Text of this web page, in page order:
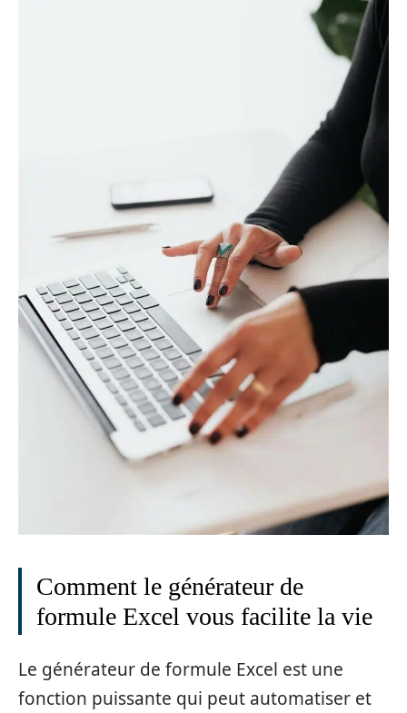
Comment le générateur de
formule Excel vous facilite la vie
Le générateur de formule Excel est une
fonction puissante qui peut automatiser et